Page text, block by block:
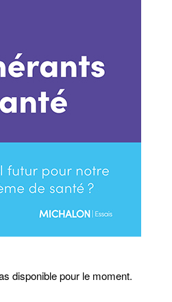
disponible pour le moment.